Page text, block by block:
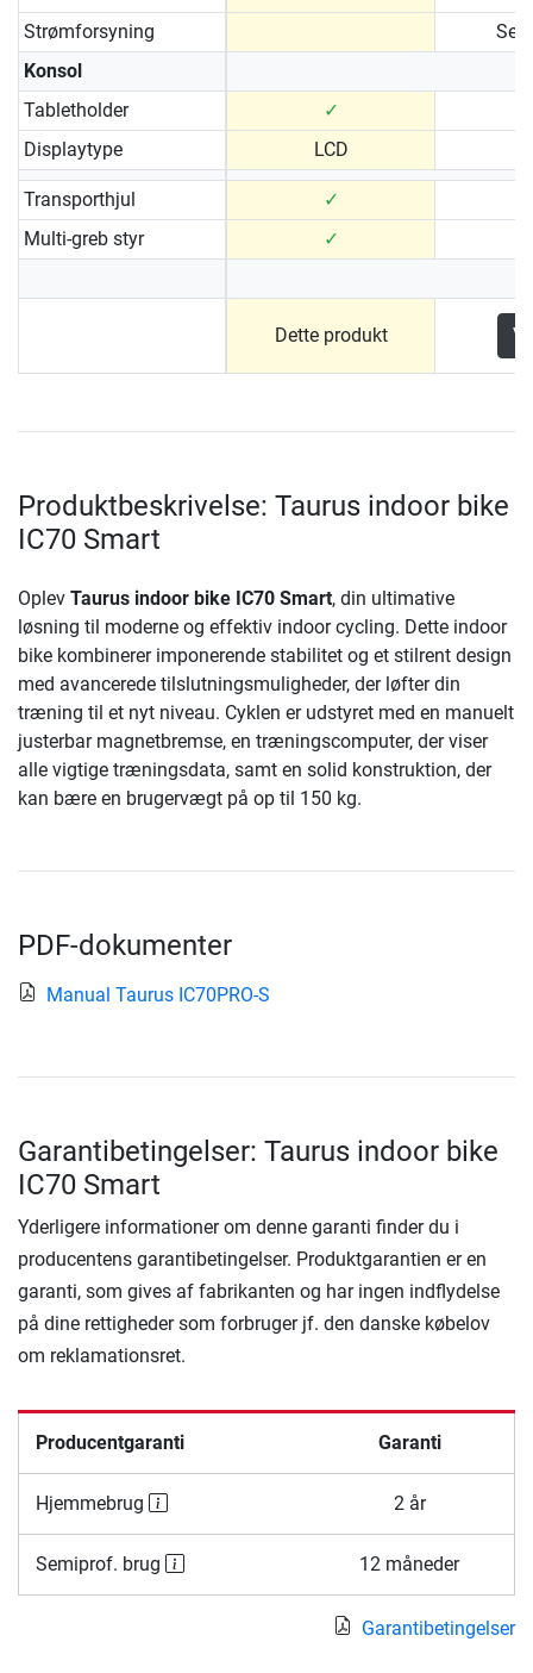
Strømforsyning
Konsol
Tabletholder
✓
Displaytype
LCD
Transporthjul ✓
Multi-greb styr
✓
Dette produkt
Produktbeskrivelse: Taurus indoor bike
IC70 Smart
Oplev Taurus indoor bike IC70 Smart, din ultimative
løsning til moderne og effektiv indoor cycling. Dette indoor
bike kombinerer imponerende stabilitet og et stilrent design
med avancerede tilslutningsmuligheder, der løfter din
træning til et nyt niveau. Cyklen er udstyret med en manuelt
justerbar magnetbremse, en træningscomputer, der viser
alle vigtige træningsdata, samt en solid konstruktion, der
kan bære en brugervægt på op til 150 kg.
PDF-dokumenter
Manual Taurus IC70PRO-S
Garantibetingelser: Taurus indoor bike
IC70 Smart
Yderligere informationer om denne garanti finder du i
producentens garantibetingelser. Produktgarantien er en
garanti, som gives af fabrikanten og har ingen indflydelse
på dine rettigheder som forbruger jf. den danske købelov
om reklamationsret.
Producentgaranti Garanti
Hjemmebrug 2 år
Semiprof. brug 12 måneder
Garantibetingelser